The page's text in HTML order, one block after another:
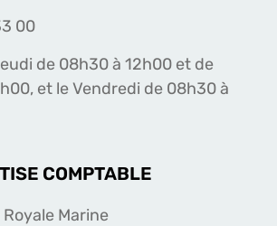
00
de 08h30 à 12h00 et de
et le Vendredi de 08h30 à
COMPTABLE
Marine